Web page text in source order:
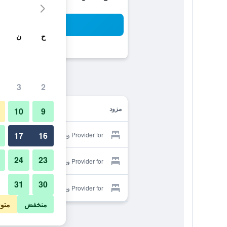
مزود
Provider for ويف هاوس
Provider for ويف هاوس
Provider for ويف هاوس
ح ن
2
3
9
10
16
17
23
24
30
31
منخفض